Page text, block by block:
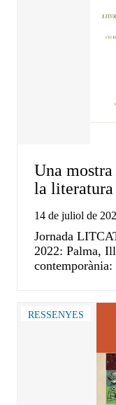
Una
la literatura
14 de juliol de
Jornada
2022: Palma,
RESSENYES